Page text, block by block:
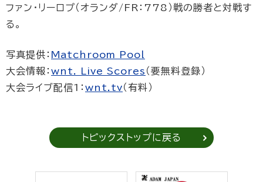
ファン・リーロプ（オランダ/FR：778）戦の勝者と対戦す
る。
写真提供： Matchroom Pool
大会情報： wnt. Live Scores （要無料登録）
大会ライブ配信1： wnt.tv（有料）
トピックストップに戻る